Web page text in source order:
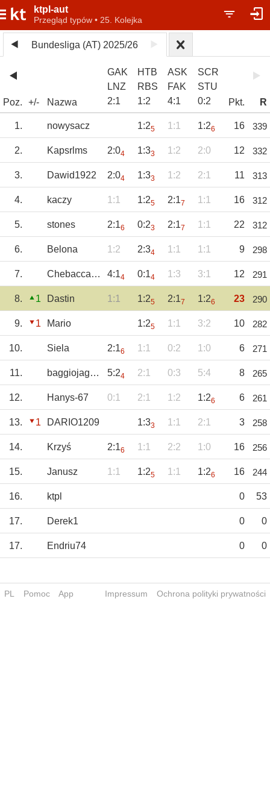
ktpl-aut
Przegląd typów • 25. Kolejka
Bundesliga (AT) 2025/26
Poz. +/- Nazwa
GAK
LNZ
2:1
HTB
RBS
1:2
ASK
FAK
4:1
SCR
STU
0:2 Pkt. R
1. nowysacz 1:25 1:1 1:26 16 339
2. Kapsrlms 2:04 1:33 1:2 2:0 12 332
3. Dawid1922 2:04 1:33 1:2 2:1 11 313
4. kaczy 1:1 1:25 2:17 1:1 16 312
5. stones 2:16 0:23 2:17 1:1 22 312
6. Belona 1:2 2:34 1:1 1:1 9 298
7. Chebacca2021 4:14 0:14 1:3 3:1 12 291
8. 1 Dastin 1:1 1:25 2:17 1:26 23 290
9. 1 Mario 1:25 1:1 3:2 10 282
10. Siela 2:16 1:1 0:2 1:0 6 271
11. baggiojagoda 5:24 2:1 0:3 5:4 8 265
12. Hanys-67 0:1 2:1 1:2 1:26 6 261
13. 1 DARIO1209 1:33 1:1 2:1 3 258
14. Krzyś 2:16 1:1 2:2 1:0 16 256
15. Janusz 1:1 1:25 1:1 1:26 16 244
16. ktpl 0 53
17. Derek1 0 0
17. Endriu74 0 0
PL Pomoc App Impressum Ochrona polityki prywatności